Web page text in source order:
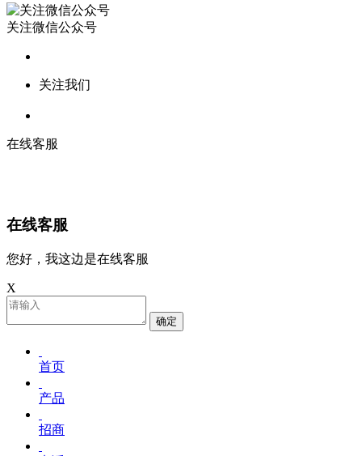
关注微信公众号
关注我们
在线客服
在线客服
您好，我这边是在线客服
X
确定
首页
产品
招商